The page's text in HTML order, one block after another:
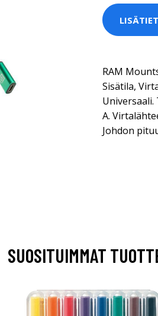
RAM
Sisätila,
Universaali.
A.
Johdon
SUOSITUIMMAT